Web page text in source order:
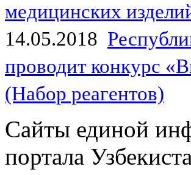
медицинских
14.05.2018
проводит конкурс
(Набор реагентов)
Сайты единой
портала